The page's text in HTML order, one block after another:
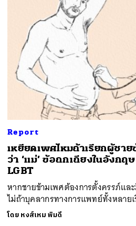
Report
เหยียดเพศไหมถ้าเรียกผู้ชา
ว่า ‘แม่’ ข้อถกเถียงในอังกฤ
LGBT
หากชายข้ามเพศต้องการตั้งครรภ์แล
ไม่ถ้าบุคลากรทางการแพทย์ทั้งหลายเ
โดย หงส์เหม พิมดี